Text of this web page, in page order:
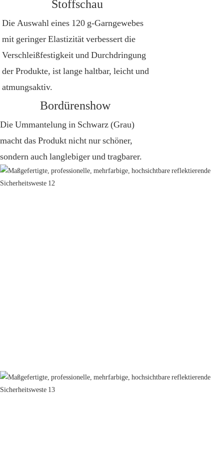
Stoffschau
Die Auswahl eines 120 g-Garngewebes
mit geringer Elastizität verbessert die
Verschleißfestigkeit und Durchdringung
der Produkte, ist lange haltbar, leicht und
atmungsaktiv.
Bordürenshow
Die Ummantelung in Schwarz (Grau)
macht das Produkt nicht nur schöner,
sondern auch langlebiger und tragbarer.